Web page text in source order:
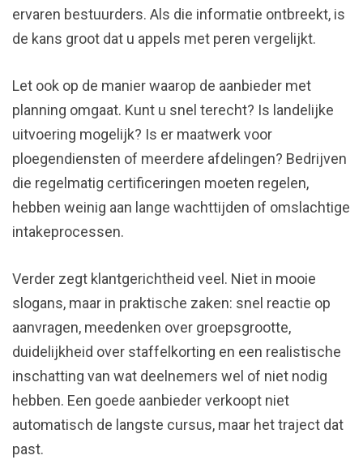
ervaren bestuurders. Als die informatie ontbreekt, is
de kans groot dat u appels met peren vergelijkt.
Let ook op de manier waarop de aanbieder met
planning omgaat. Kunt u snel terecht? Is landelijke
uitvoering mogelijk? Is er maatwerk voor
ploegendiensten of meerdere afdelingen? Bedrijven
die regelmatig certificeringen moeten regelen,
hebben weinig aan lange wachttijden of omslachtige
intakeprocessen.
Verder zegt klantgerichtheid veel. Niet in mooie
slogans, maar in praktische zaken: snel reactie op
aanvragen, meedenken over groepsgrootte,
duidelijkheid over staffelkorting en een realistische
inschatting van wat deelnemers wel of niet nodig
hebben. Een goede aanbieder verkoopt niet
automatisch de langste cursus, maar het traject dat
past.